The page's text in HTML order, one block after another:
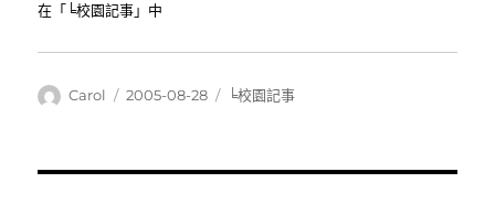
在「╘校園記事」中
作
Carol
發
2005-08-28
分
╘校園記事